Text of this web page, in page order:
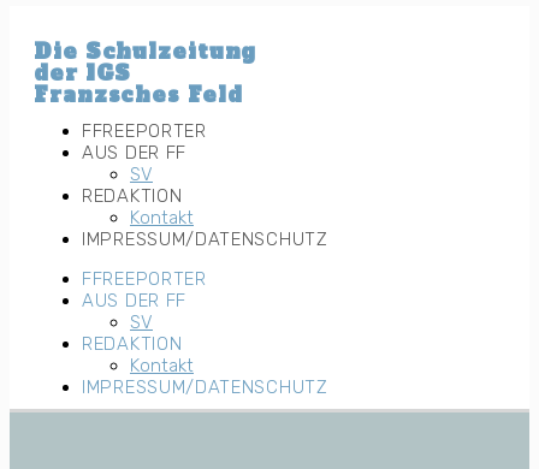
Inhalt
wechseln
Die Schulzeitung
der IGS
Franzsches Feld
FFREEPORTER
AUS DER FF
SV
REDAKTION
Kontakt
IMPRESSUM/DATENSCHUTZ
FFREEPORTER
AUS DER FF
SV
REDAKTION
Kontakt
IMPRESSUM/DATENSCHUTZ